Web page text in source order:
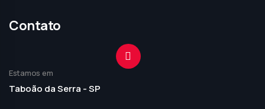
Contato
Estamos em
Taboão da Serra - SP